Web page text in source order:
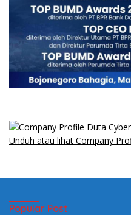
Unduh atau lihat Company
Popular Post